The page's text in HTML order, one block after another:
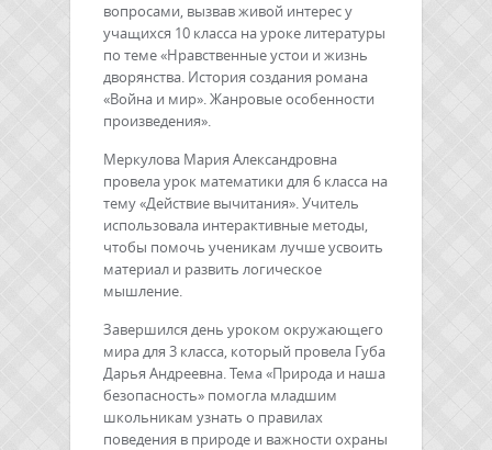
вопросами, вызвав живой интерес у
учащихся 10 класса на уроке литературы
по теме «Нравственные устои и жизнь
дворянства. История создания романа
«Война и мир». Жанровые особенности
произведения».
Меркулова Мария Александровна
провела урок математики для 6 класса на
тему «Действие вычитания». Учитель
использовала интерактивные методы,
чтобы помочь ученикам лучше усвоить
материал и развить логическое
мышление.
Завершился день уроком окружающего
мира для 3 класса, который провела Губа
Дарья Андреевна. Тема «Природа и наша
безопасность» помогла младшим
школьникам узнать о правилах
поведения в природе и важности охраны